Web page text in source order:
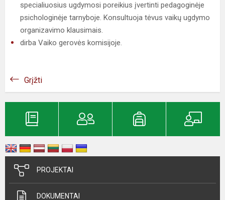
specialiuosius ugdymosi poreikius įvertinti pedagoginėje
psichologinėje tarnyboje. Konsultuoja tėvus vaikų ugdymo
organizavimo klausimais.
dirba Vaiko gerovės komisijoje.
Grįžti
PROJEKTAI
DOKUMENTAI